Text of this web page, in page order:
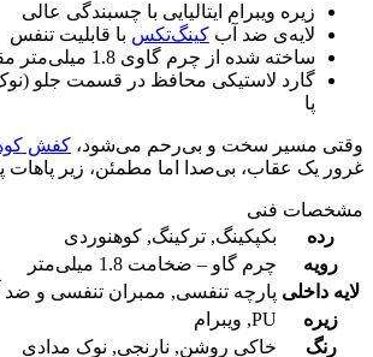
زیره ویبرام ایتالیایی با چسبندگی عالی
لایه‌ی ضد آب کینگ‌تکس با قابلیت تنفس
ساخته شده از چرم گاوی 1.8 میلی‌متر مقاوم
گارد لاستیکی محافظ در قسمت جلو
پا
وقتی مسیر سخت و بی‌رحم می‌شود، کفش
غرور یک عقاب، بی‌صدا اما مطمئن، زیر پاهات
مشخصات فنی
رده
بکپکینگ, ترکینگ, کوهنوردی
رویه
چرم گاو – ضخامت 1.8 میلی‌متر
لایه داخلی پارچه تنفسی, ممبران تنفسی و
زیره
PU
, ویبرام
رنگ
خاکی روشن, نارنجی, نوک مدادی